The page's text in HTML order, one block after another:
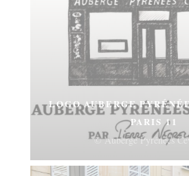
LOGO AUBERGE
PARIS 11
© Auberge Pyrénées